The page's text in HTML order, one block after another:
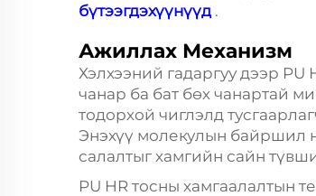
бүтээгдэхүүнүүд .
Ажиллах Механизм
Хэлхээний гадаргуу дээр PU
чанар ба бат бөх чанартай
тодорхой чиглэлд
Энэхүү молекулын байршил
салалтыг хамгийн сайн
PU HR тосны хамгаалалтын